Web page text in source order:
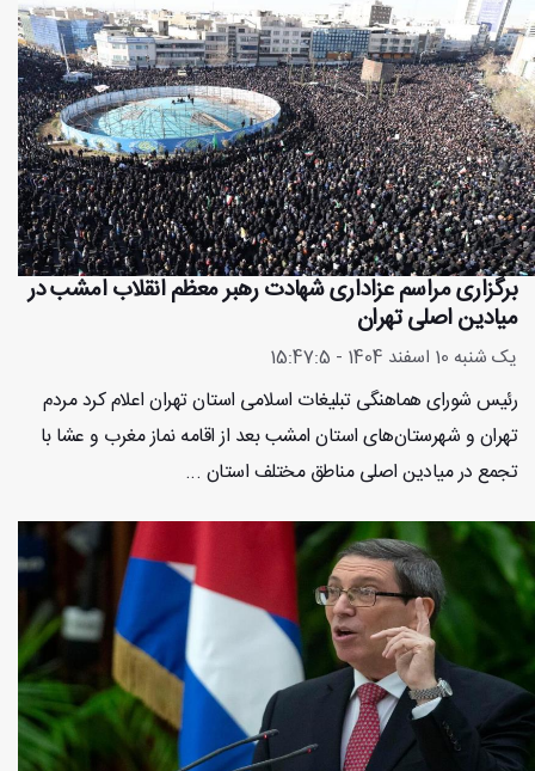
برگزاری مراسم عزاداری شهادت رهبر معظم انقلاب امشب در
میادین اصلی تهران
یک شنبه 10 اسفند 1404 - 15:47:5
رئیس شورای هماهنگی تبلیغات اسلامی استان تهران اعلام کرد مردم
تهران و شهرستان‌های استان امشب بعد از اقامه نماز مغرب و عشا با
تجمع در میادین اصلی مناطق مختلف استان ...